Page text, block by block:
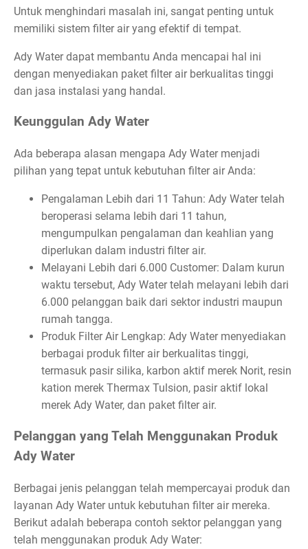
Untuk menghindari masalah ini, sangat penting untuk
memiliki sistem filter air yang efektif di tempat.
Ady Water dapat membantu Anda mencapai hal ini
dengan menyediakan paket filter air berkualitas tinggi
dan jasa instalasi yang handal.
Keunggulan Ady Water
Ada beberapa alasan mengapa Ady Water menjadi
pilihan yang tepat untuk kebutuhan filter air Anda:
Pengalaman Lebih dari 11 Tahun: Ady Water telah
beroperasi selama lebih dari 11 tahun,
mengumpulkan pengalaman dan keahlian yang
diperlukan dalam industri filter air.
Melayani Lebih dari 6.000 Customer: Dalam kurun
waktu tersebut, Ady Water telah melayani lebih dari
6.000 pelanggan baik dari sektor industri maupun
rumah tangga.
Produk Filter Air Lengkap: Ady Water menyediakan
berbagai produk filter air berkualitas tinggi,
termasuk pasir silika, karbon aktif merek Norit, resin
kation merek Thermax Tulsion, pasir aktif lokal
merek Ady Water, dan paket filter air.
Pelanggan yang Telah Menggunakan Produk
Ady Water
Berbagai jenis pelanggan telah mempercayai produk dan
layanan Ady Water untuk kebutuhan filter air mereka.
Berikut adalah beberapa contoh sektor pelanggan yang
telah menggunakan produk Ady Water: